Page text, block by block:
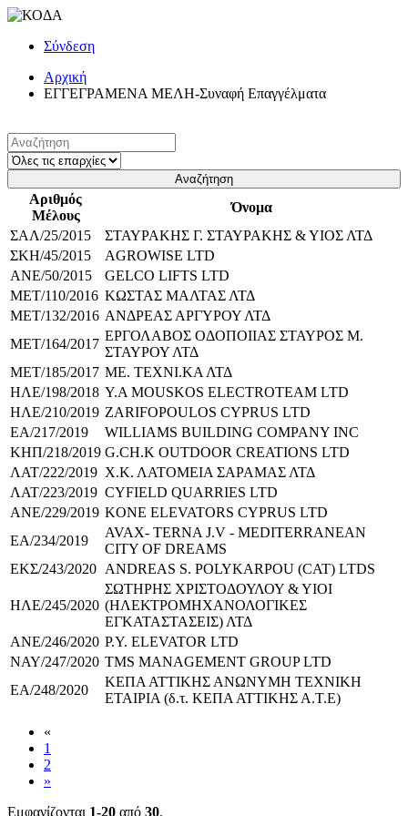
Σύνδεση
Αρχική
ΕΓΓΕΓΡΑΜΕΝΑ ΜΕΛΗ-Συναφή Επαγγέλματα
Αναζήτηση
Αριθμός
Μέλους
Όνομα
ΣΑΛ/25/2015
ΣΤΑΥΡΑΚΗΣ Γ. ΣΤΑΥΡΑΚΗΣ & ΥΙΟΣ ΛΤΔ
ΣΚΗ/45/2015
AGROWISE LTD
ΑΝΕ/50/2015
GELCO LIFTS LTD
ΜΕΤ/110/2016 ΚΩΣΤΑΣ ΜΑΛΤΑΣ ΛΤΔ
ΜΕΤ/132/2016 ΑΝΔΡΕΑΣ ΑΡΓΥΡΟΥ ΛΤΔ
ΜΕΤ/164/2017
ΕΡΓΟΛΑΒΟΣ ΟΔΟΠΟΙΙΑΣ ΣΤΑΥΡΟΣ Μ.
ΣΤΑΥΡΟΥ ΛΤΔ
ΜΕΤ/185/2017 ΜΕ. ΤΕΧΝΙ.ΚΑ ΛΤΔ
ΗΛΕ/198/2018 Y.A MOUSKOS ELECTROTEAM LTD
ΗΛΕ/210/2019 ZARIFOPOULOS CYPRUS LTD
ΕΑ/217/2019
WILLIAMS BUILDING COMPANY INC
ΚΗΠ/218/2019 G.CH.K OUTDOOR CREATIONS LTD
ΛΑΤ/222/2019 Χ.Κ. ΛΑΤΟΜΕΙΑ ΣΑΡΑΜΑΣ ΛΤΔ
ΛΑΤ/223/2019 CYFIELD QUARRIES LTD
ΑΝΕ/229/2019 KONE ELEVATORS CYPRUS LTD
ΕΑ/234/2019
AVAX- TERNA J.V - MEDITERRANEAN
CITY OF DREAMS
ΕΚΣ/243/2020 ANDREAS S. POLYKARPOU (CAT) LTDS
ΗΛΕ/245/2020
ΣΩΤΗΡΗΣ ΧΡΙΣΤΟΔΟΥΛΟΥ & ΥΙΟΙ
(ΗΛΕΚΤΡΟΜΗΧΑΝΟΛΟΓΙΚΕΣ
ΕΓΚΑΤΑΣΤΑΣΕΙΣ) ΛΤΔ
ΑΝΕ/246/2020 P.Y. ELEVATOR LTD
ΝΑΥ/247/2020 TMS MANAGEMENT GROUP LTD
ΕΑ/248/2020
ΚΕΠΑ ΑΤΤΙΚΗΣ ΑΝΩΝΥΜΗ ΤΕΧΝΙΚΗ
ΕΤΑΙΡΙΑ (δ.τ. ΚΕΠΑ ΑΤΤΙΚΗΣ Α.Τ.Ε)
«
1
2
»
Εμφανίζονται 1-20 από 30.